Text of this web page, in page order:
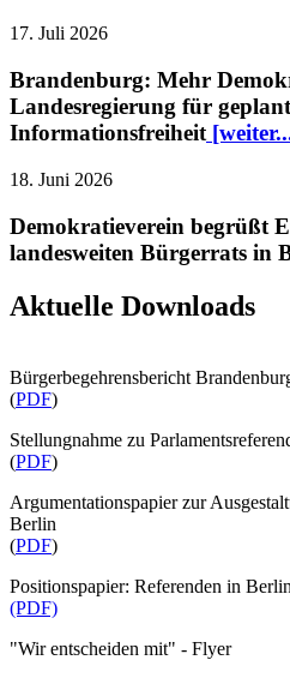
17. Juli 2026
Brandenburg: Mehr
Landesregierung für
Informationsfreiheit
18. Juni 2026
Demokratieverein begrüßt
landesweiten Bürgerrats in
Aktuelle Downloads
Bürgerbegehrensbericht
(PDF)
Stellungnahme zu
(PDF)
Argumentationspapier zur
Berlin
(PDF)
Positionspapier: Referenden in
(PDF)
"Wir entscheiden mit" - Flyer